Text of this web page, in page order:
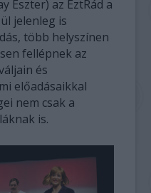
Eszter) az EztRád a
jelenleg is
több helyszínen
fellépnek az
és
előadásaikkal
nem csak a
is.